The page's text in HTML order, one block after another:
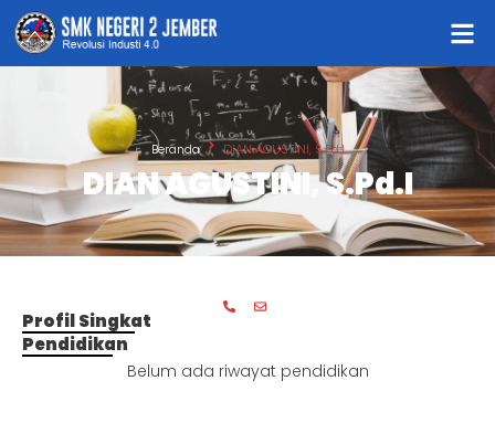
Beranda DIAN AGUSTINI, S.Pd.I
DIAN AGUSTINI, S.Pd.I
Profil Singkat
Pendidikan
Belum ada riwayat pendidikan